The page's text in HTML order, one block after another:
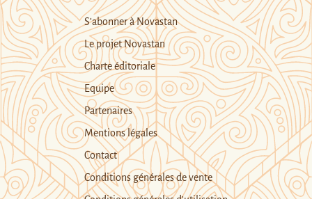
S’abonner à Novastan
Le projet Novastan
Charte éditoriale
Equipe
Partenaires
Mentions légales
Contact
Conditions générales de vente